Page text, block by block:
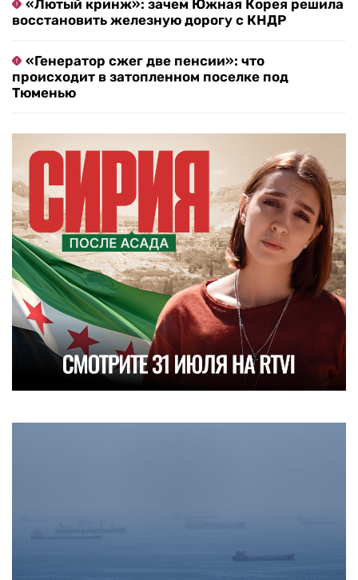
«Лютый кринж»: зачем Южная Корея решила
восстановить железную дорогу с КНДР
«Генератор сжег две пенсии»: что
происходит в затопленном поселке под
Тюменью